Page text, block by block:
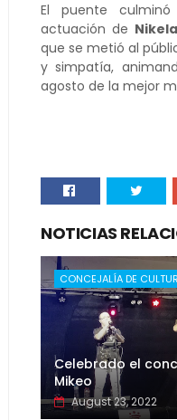
El puente
actuación de
que se metió al
y simpatía,
agosto de la mejor
NOTICIAS
CONCEJALÍA DE
Celebrado el
Mikeo
August 23, 2022